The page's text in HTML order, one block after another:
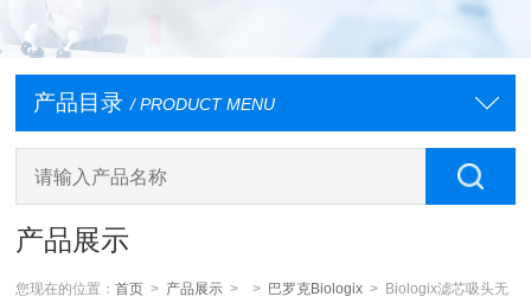
产品目录 / PRODUCT MENU
产品展示
您现在的位置：首页 > 产品展示 > > 巴罗克Biologix > Biologix滤芯吸头无